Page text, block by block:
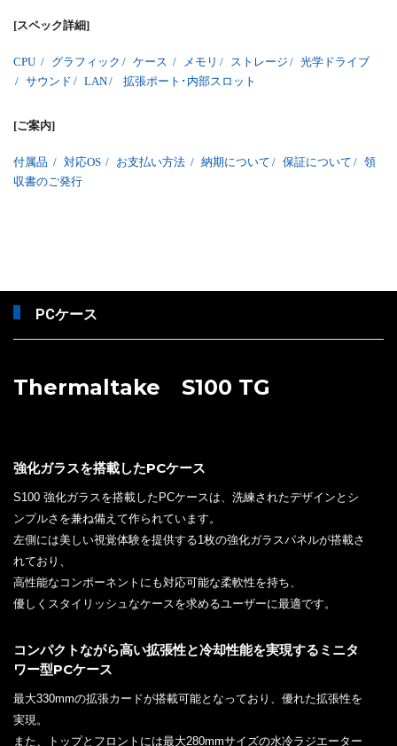
[スペック詳細]
CPU / グラフィック / ケース / メモリ / ストレージ / 光学ドライブ
/ サウンド / LAN/ 拡張ポート･内部スロット
[ご案内]
付属品 / 対応OS / お支払い方法 / 納期について / 保証について / 領
収書のご発行
PCケース
Thermaltake S100 TG
強化ガラスを搭載したPCケース
S100 強化ガラスを搭載したPCケースは、洗練されたデザインとシ
ンプルさを兼ね備えて作られています。
左側には美しい視覚体験を提供する1枚の強化ガラスパネルが搭載さ
れており、
高性能なコンポーネントにも対応可能な柔軟性を持ち、
優しくスタイリッシュなケースを求めるユーザーに最適です。
コンパクトながら高い拡張性と冷却性能を実現するミニタ
ワー型PCケース
最大330mmの拡張カードが搭載可能となっており、優れた拡張性を
実現。
また、トップとフロントには最大280mmサイズの水冷ラジエーター